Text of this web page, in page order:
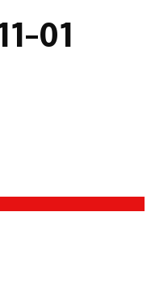
01